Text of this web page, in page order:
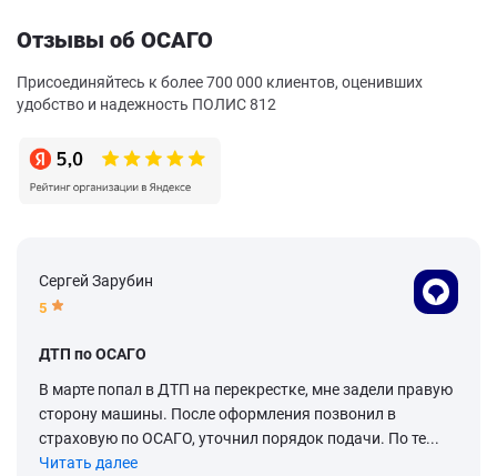
Отзывы об ОСАГО
Присоединяйтесь к более 700 000 клиентов, оценивших
удобство и надежность ПОЛИС 812
Сергей Зарубин
5
ДТП по ОСАГО
В марте попал в ДТП на перекрестке, мне задели правую
сторону машины. После оформления позвонил в
страховую по ОСАГО, уточнил порядок подачи. По те...
Читать далее